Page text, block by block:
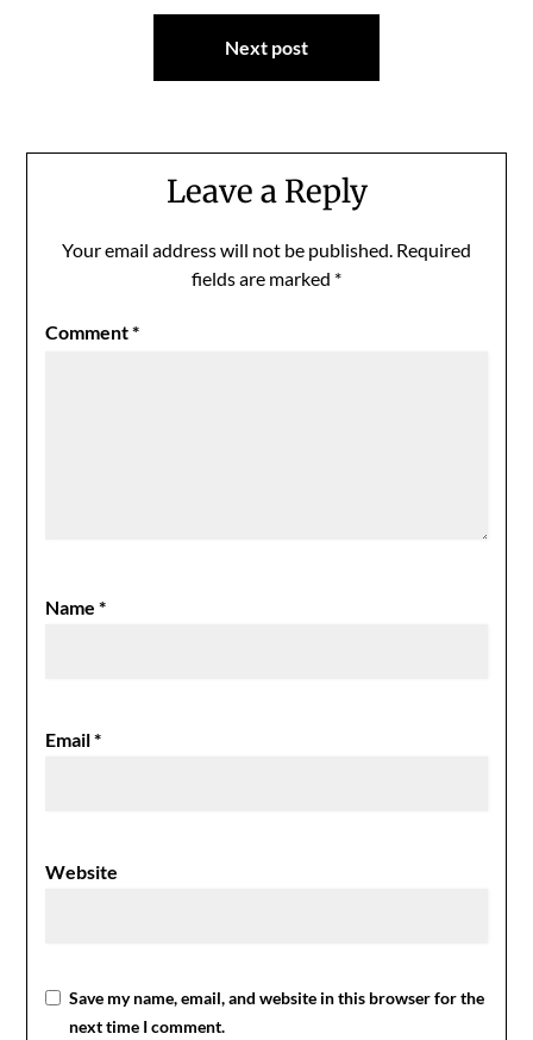
Next post
Leave a Reply
Your email address will not be published. Required
fields are marked *
Comment*
Name*
Email*
Website
Save my name, email, and website in this browser for the
next time I comment.